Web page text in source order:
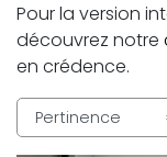
Pour la version
découvrez notre
en crédence.